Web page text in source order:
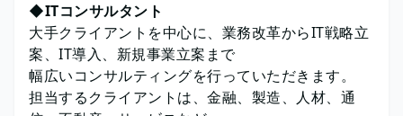
◆ITコンサルタント
大手クライアントを中心に、業務改革からIT戦略立
案、IT導入、新規事業立案まで
幅広いコンサルティングを行っていただきます。
担当するクライアントは、金融、製造、人材、通